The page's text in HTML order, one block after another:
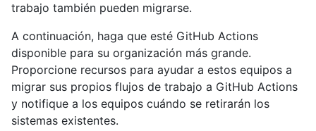
trabajo también pueden migrarse.
A continuación, haga que esté GitHub Actions
disponible para su organización más grande.
Proporcione recursos para ayudar a estos equipos a
migrar sus propios flujos de trabajo a GitHub Actions
y notifique a los equipos cuándo se retirarán los
sistemas existentes.